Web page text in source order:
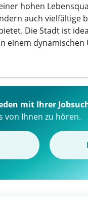
hohen
auch vielfältige
Die Stadt ist
einem dynamischen
mit Ihrer
von Ihnen zu hören.